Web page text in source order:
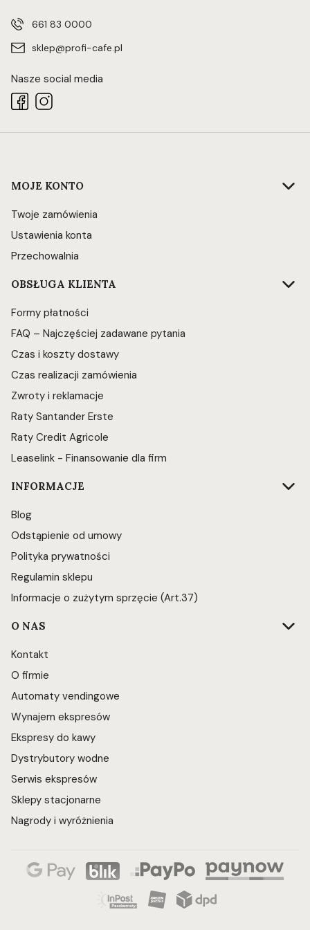
661 83 0000
sklep@profi-cafe.pl
Nasze social media
Linki w stopce
MOJE KONTO
Twoje zamówienia
Ustawienia konta
Przechowalnia
OBSŁUGA KLIENTA
Formy płatności
FAQ – Najczęściej zadawane pytania
Czas i koszty dostawy
Czas realizacji zamówienia
Zwroty i reklamacje
Raty Santander Erste
Raty Credit Agricole
Leaselink - Finansowanie dla firm
INFORMACJE
Blog
Odstąpienie od umowy
Polityka prywatności
Regulamin sklepu
Informacje o zużytym sprzęcie (Art.37)
O NAS
Kontakt
O firmie
Automaty vendingowe
Wynajem ekspresów
Ekspresy do kawy
Dystrybutory wodne
Serwis ekspresów
Sklepy stacjonarne
Nagrody i wyróżnienia